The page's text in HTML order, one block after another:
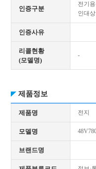
인증구분
전기
인대
인증사유
리콜현황
(모델명)
-
제품정보
제품명 전지
모델명
브랜드명